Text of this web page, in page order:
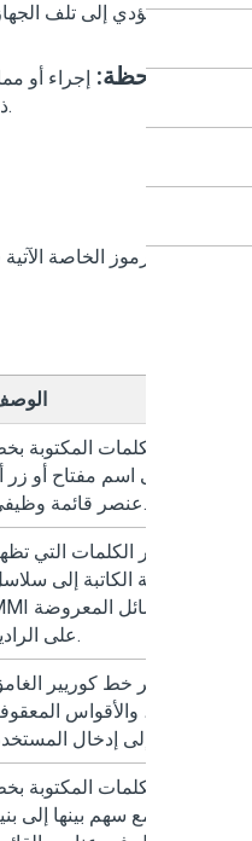
قد تؤدي إلى تلف الجهاز إذا لم يتم التعامل معها بعناية.
ملاحظة:إجراء أو ممارسة
الرموز الخاصة الآتية في
الوصف
الكلمات المكتوبة بخط
إلى اسم مفتاح أو زر أو
تشير الكلمات التي تظهر
الآلة الكاتبة إلى سلاسل
MMI أو الرسائل المعروضة
يشير خط كوريير الغامق
والأقواس المعقوفة
الكلمات المكتوبة بخط
غامق مع سهم بينها إلى بنية